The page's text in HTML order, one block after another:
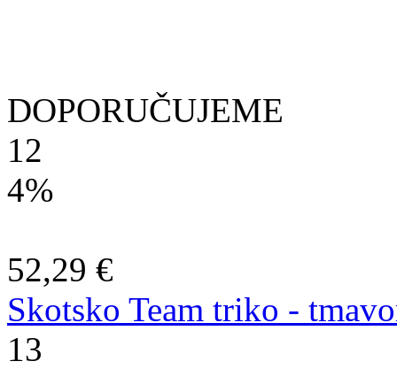
DOPORUČUJEME
12
4%
52,29 €
Skotsko Team triko -
13